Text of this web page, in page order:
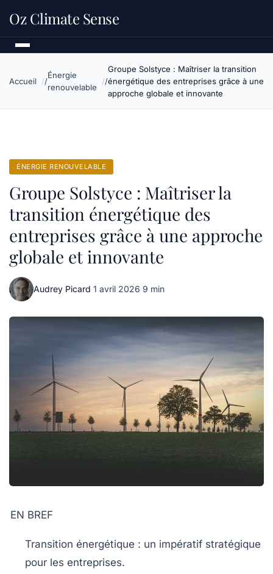
Oz Climate Sense
Accueil
Énergie
renouvelable
Groupe Solstyce : Maîtriser la transition
énergétique des entreprises grâce à une
approche globale et innovante
ÉNERGIE RENOUVELABLE
Groupe Solstyce : Maîtriser la
transition énergétique des
entreprises grâce à une approche
globale et innovante
Audrey Picard·1 avril 2026·9 min
EN BREF
Transition énergétique : un impératif stratégique
pour les entreprises.